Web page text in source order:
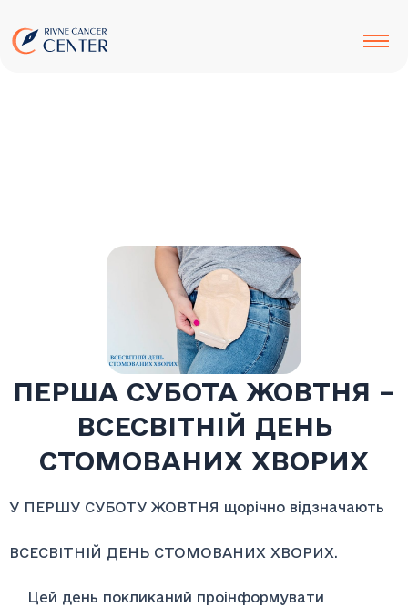
до
вмісту
ПЕРША СУБОТА ЖОВТНЯ –
ВСЕСВІТНІЙ ДЕНЬ
СТОМОВАНИХ ХВОРИХ
У ПЕРШУ СУБОТУ ЖОВТНЯ щорічно відзначають
ВСЕСВІТНІЙ ДЕНЬ СТОМОВАНИХ ХВОРИХ.
Цей день покликаний проінформувати